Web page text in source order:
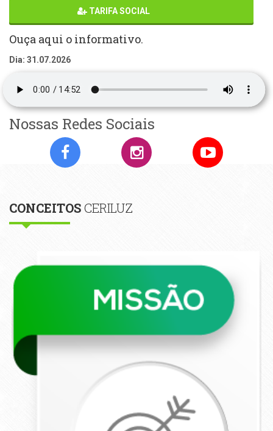
TARIFA SOCIAL
Ouça aqui o informativo.
Dia: 31.07.2026
Nossas Redes Sociais
CONCEITOSCERILUZ